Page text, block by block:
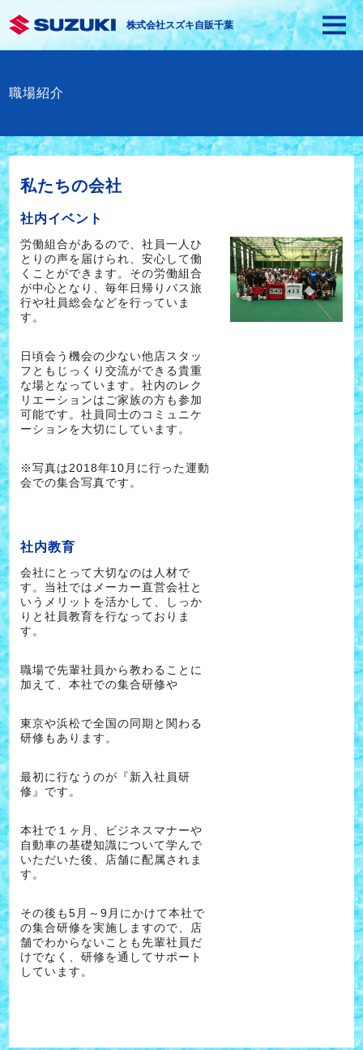
株式会社スズキ自販千葉
職場紹介
私たちの会社
社内イベント
労働組合があるので、社員一人ひ
とりの声を届けられ、安心して働
くことができます。その労働組合
が中心となり、毎年日帰りバス旅
行や社員総会などを行っていま
す。
日頃会う機会の少ない他店スタッ
フともじっくり交流ができる貴重
な場となっています。社内のレク
リエーションはご家族の方も参加
可能です。社員同士のコミュニケ
ーションを大切にしています。
※写真は2018年10月に行った運動
会での集合写真です。
社内教育
会社にとって大切なのは人材で
す。当社ではメーカー直営会社と
いうメリットを活かして、しっか
りと社員教育を行なっておりま
す。
職場で先輩社員から教わることに
加えて、本社での集合研修や
東京や浜松で全国の同期と関わる
研修もあります。
最初に行なうのが『新入社員研
修』です。
本社で１ヶ月、ビジネスマナーや
自動車の基礎知識について学んで
いただいた後、店舗に配属されま
す。
その後も5月～9月にかけて本社で
の集合研修を実施しますので、店
舗でわからないことも先輩社員だ
けでなく、研修を通してサポート
しています。